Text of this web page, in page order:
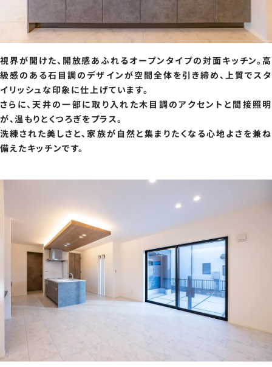
視界が開けた、開放感あふれるオープンタイプの対面キッチン。高
級感のある石目調のデザインが空間全体を引き締め、上質でスタ
イリッシュな印象に仕上げています。
さらに、天井の一部に取り入れた木目調のアクセントと間接照明
が、温もりとくつろぎをプラス。
洗練された美しさと、家族が自然と集まりたくなる心地よさを兼ね
備えたキッチンです。